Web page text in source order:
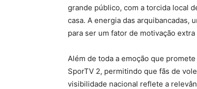
grande público, com a torcida local
casa. A energia das arquibancadas,
para ser um fator de motivação
Além de toda a emoção que
SporTV 2, permitindo que fãs de
visibilidade nacional reflete a